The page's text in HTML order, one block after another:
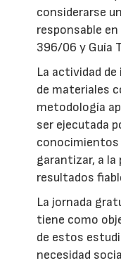
considerarse
responsable
396/06 y Guía
La actividad
de materiales
metodología
ser ejecutada
conocimientos
garantizar, a la
resultados
La jornada
tiene como
de estos
necesidad